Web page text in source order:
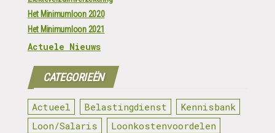
Het Minimumloon 2020
Het Minimumloon 2021
Actuele Nieuws
CATEGORIEËN
Actueel Belastingdienst
Kennisbank
Loon/Salaris
Loonkostenvoordelen